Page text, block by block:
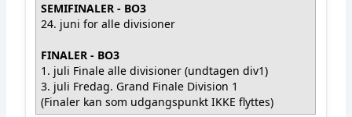
SEMIFINALER - BO3
24. juni for alle divisioner
FINALER - BO3
1. juli Finale alle divisioner (undtagen div1)
3. juli Fredag. Grand Finale Division 1
(Finaler kan som udgangspunkt IKKE flyttes)